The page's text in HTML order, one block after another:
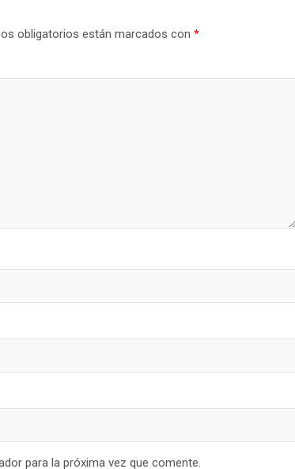
obligatorios están marcados con *
para la próxima vez que comente.